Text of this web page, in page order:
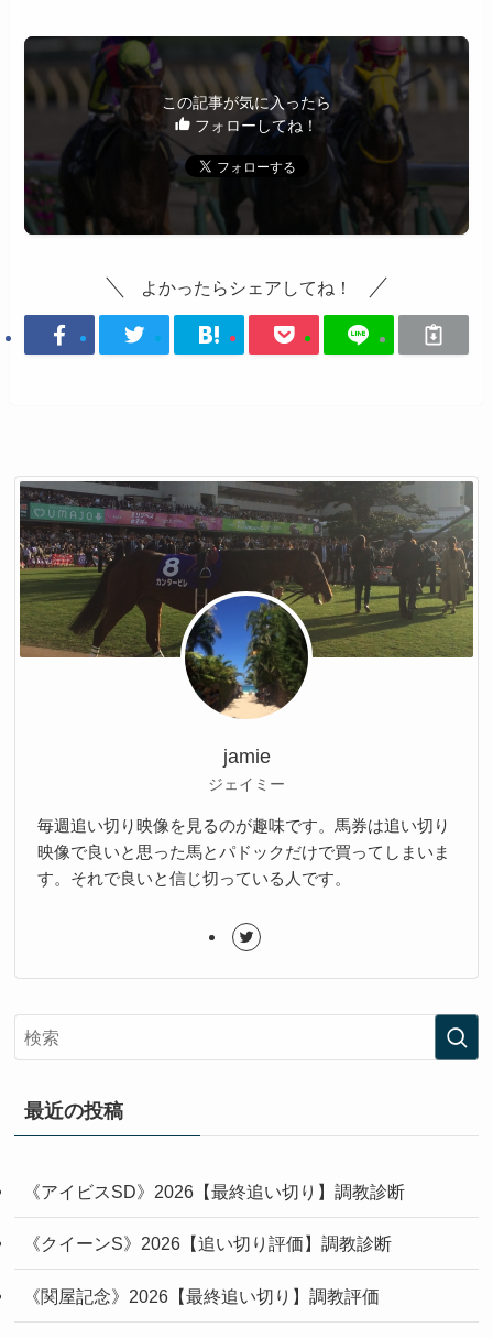
この記事が気に入ったら
フォローしてね！
よかったらシェアしてね！
jamie
ジェイミー
毎週追い切り映像を見るのが趣味です。馬券は追い切り
映像で良いと思った馬とパドックだけで買ってしまいま
す。それで良いと信じ切っている人です。
最近の投稿
《アイビスSD》2026【最終追い切り】調教診断
《クイーンS》2026【追い切り評価】調教診断
《関屋記念》2026【最終追い切り】調教評価